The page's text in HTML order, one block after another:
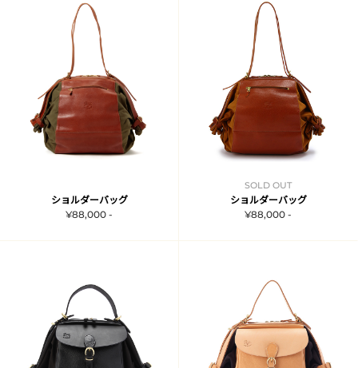
ショルダーバッグ
¥88,000 -
SOLD OUT
ショルダーバッグ
¥88,000 -